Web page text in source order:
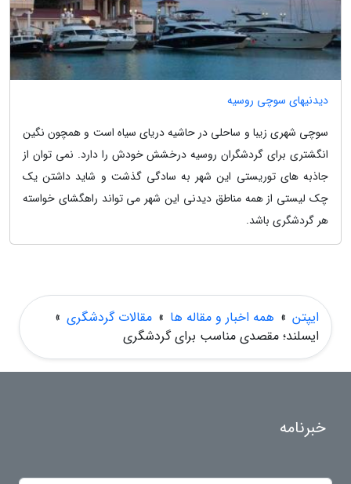
دیدنیهای سوچی روسیه
سوچی شهری زیبا و ساحلی در حاشیه دریای سیاه است و همچون نگین
انگشتری برای گردشگران روسیه درخشش خودش را دارد. نمی توان از
جاذبه های توریستی این شهر به سادگی گذشت و شاید داشتن یک
چک لیستی از همه مناطق دیدنی این شهر می تواند راهگشای خواسته
هر گردشگری باشد.
ایپتن » همه اخبار و مقاله ها » مقالات گردشگری »
ایسلند؛ مقصدی مناسب برای گردشگری
خبرنامه